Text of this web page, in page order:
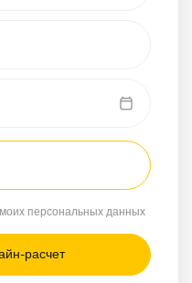
персональных данных